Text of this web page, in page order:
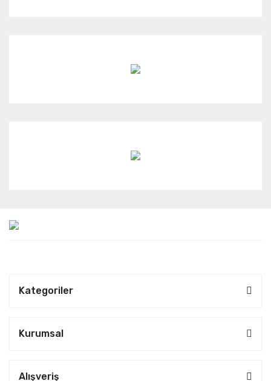
Kategoriler
Kurumsal
Alışveriş